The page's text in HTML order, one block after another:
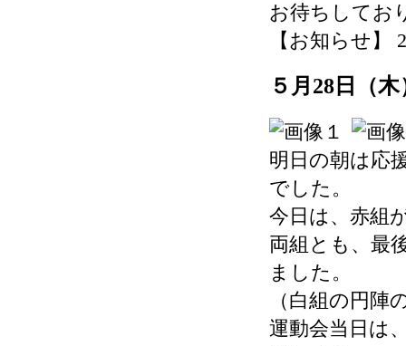
お待ちしてお
【お知らせ】
５月28日（
明日の朝は応
でした。
今日は、赤組
両組とも、最
ました。
（白組の円
運動会当日は